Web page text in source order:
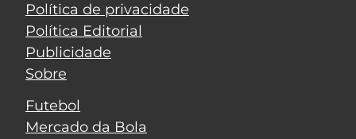
Política de privacidade
Política Editorial
Publicidade
Sobre
Futebol
Mercado da Bola